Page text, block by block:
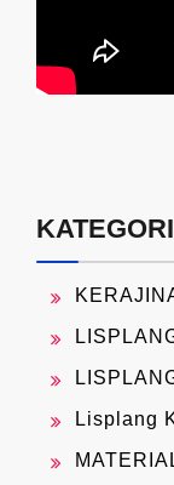
KATEGORI
Lisplang